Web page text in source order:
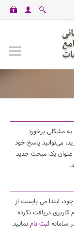
به مشکلی برخورد
می‌توانید پاسخ خود
عنوان یک مبحث جدید
ابتدا می بایست از
کاربری دریافت نکرده
سامانهثبت نامنمایید.